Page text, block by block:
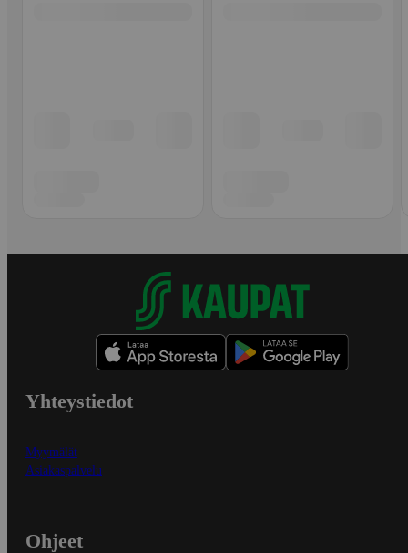
Yhteystiedot
Myymälät
Asiakaspalvelu
Ohjeet